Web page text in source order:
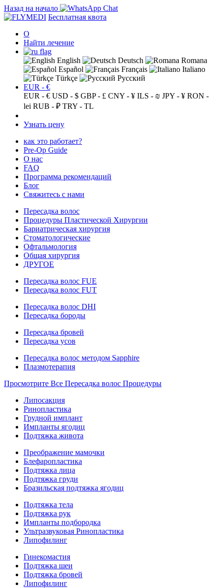
Назад на начало
Бесплатная квота
О
Найти лечение
English Deutsch
Romana
Español
Français
Italiano
Türkçe
Русский
EUR - €
EUR - € USD - $ GBP - £ CNY - ¥ ILS - ₪ JPY - ¥ RON -
lei RUB - ₽ TRY - TL
Узнать цену
как это работает?
Pre-Op Guide
О нас
FAQ
Программа рекомендаций
Блог
Свяжитесь с нами
Пересадка волос
Процедуры Пластической Хирургии
Бариатрическая хирургия
Стоматологические
Офтальмология
Общая хирургия
ДРУГОЕ
Пересадка волос FUE
Пересадка волос FUT
Пересадка волос DHI
Пересадка бороды
Пересадка бровей
Пересадка усов
Пересадка волос методом Sapphire
Плазмотерапия
Просмотрите Все Пересадка волос Процедуры
Липосакция
Ринопластика
Грудной имплант
Импланты ягодиц
Подтяжка живота
Преображение мамочки
Блефаропластика
Подтяжка лица
Подтяжка груди
Бразильская подтяжка ягодиц
Подтяжка тела
Подтяжка рук
Импланты подбородка
Ультразвуковая Ринопластика
Липофилинг
Гинекомастия
Подтяжка шеи
Подтяжка бровей
Липофилинг